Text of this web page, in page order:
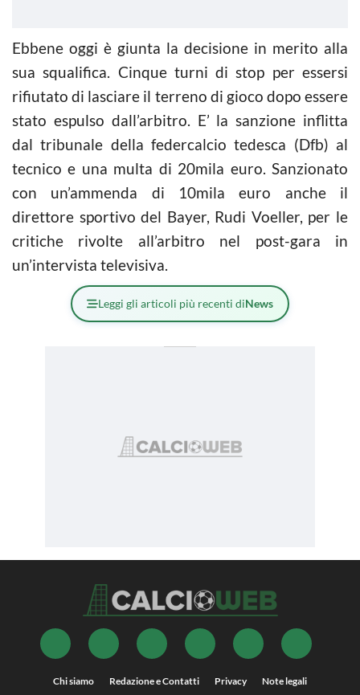
Ebbene oggi è giunta la decisione in merito alla
sua squalifica. Cinque turni di stop per essersi
rifiutato di lasciare il terreno di gioco dopo essere
stato espulso dall’arbitro. E’ la sanzione inflitta
dal tribunale della federcalcio tedesca (Dfb) al
tecnico e una multa di 20mila euro. Sanzionato
con un’ammenda di 10mila euro anche il
direttore sportivo del Bayer, Rudi Voeller, per le
critiche rivolte all’arbitro nel post-gara in
un’intervista televisiva.
Leggi gli articoli più recenti diNews
Chi siamo Redazione e Contatti Privacy Note legali